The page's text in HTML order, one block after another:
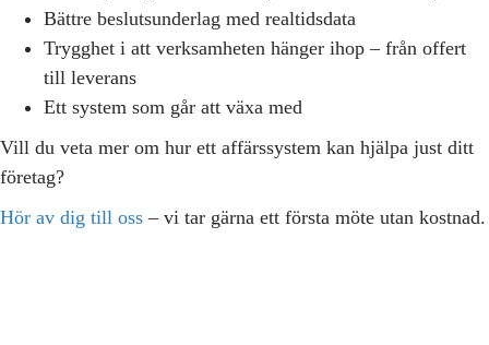
Bättre beslutsunderlag med realtidsdata
Trygghet i att verksamheten hänger ihop – från offert
till leverans
Ett system som går att växa med
Vill du veta mer om hur ett affärssystem kan hjälpa just ditt
företag?
Hör av dig till oss – vi tar gärna ett första möte utan kostnad.